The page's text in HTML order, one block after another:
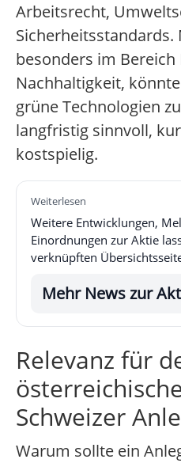
Arbeitsrecht,
Sicherheitsstandards.
besonders im
Nachhaltigkeit,
grüne Technologien
langfristig sinnvoll,
kostspielig.
Weiterlesen
Weitere Entwicklungen,
Einordnungen zur Aktie
verknüpften
Mehr News zur
Relevanz für
Schweizer
Warum sollte ein